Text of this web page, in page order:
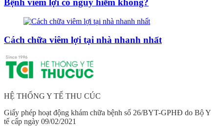
Bệnh viêm lợi có nguy hiểm không?
Cách chữa viêm lợi tại nhà nhanh nhất
HỆ THỐNG Y TẾ THU CÚC
Giấy phép hoạt động khám chữa bệnh số 26/BYT-GPHĐ do Bộ Y
tế cấp ngày 09/02/2021